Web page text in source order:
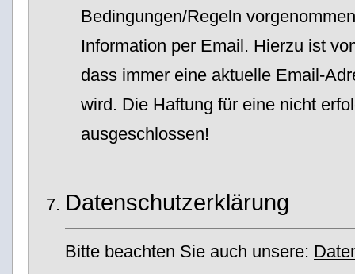
Bedingungen/Regeln
Information per Email. Hierzu ist
dass immer eine aktuelle Email-
wird. Die Haftung für eine nicht
ausgeschlossen!
Datenschutzerklärung
Bitte beachten Sie auch unsere: